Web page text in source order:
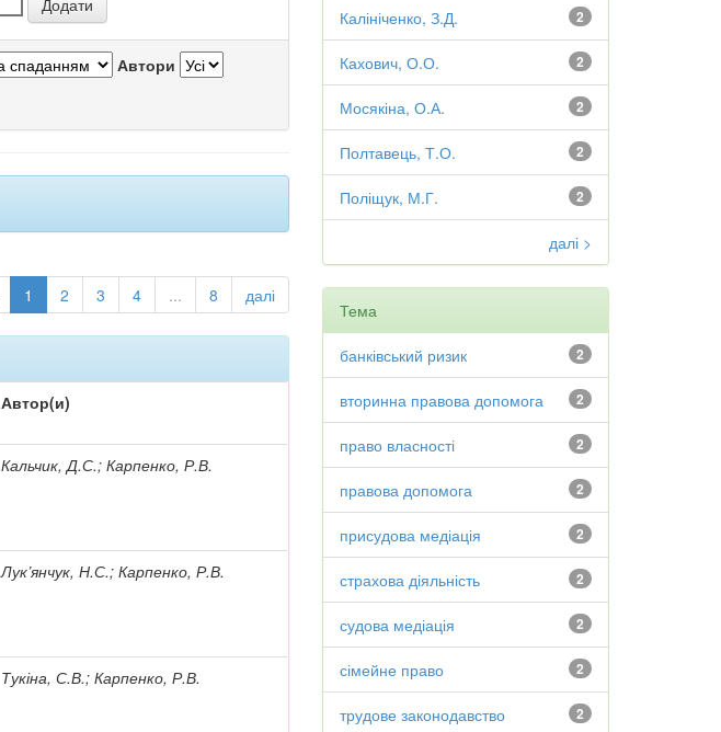
Автори
1 2 3 4 ... 8 далі
Автор(и)
Кальчик, Д.С.; Карпенко, Р.В.
Лук’янчук, Н.С.; Карпенко, Р.В.
Тукіна, С.В.; Карпенко, Р.В.
2
Калініченко, З.Д.
2
Кахович, О.О.
2
Мосякіна, О.А.
2
Полтавець, Т.О.
2
Поліщук, М.Г.
далі >
Тема
2
банківський ризик
2
вторинна правова допомога
2
право власності
2
правова допомога
2
присудова медіація
2
страхова діяльність
2
судова медіація
2
сімейне право
2
трудове законодавство